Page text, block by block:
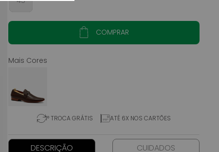
COMPRAR
1° TROCA GRÁTIS ATÉ 6X NOS CARTÕES
DESCRIÇÃO CUIDADOS